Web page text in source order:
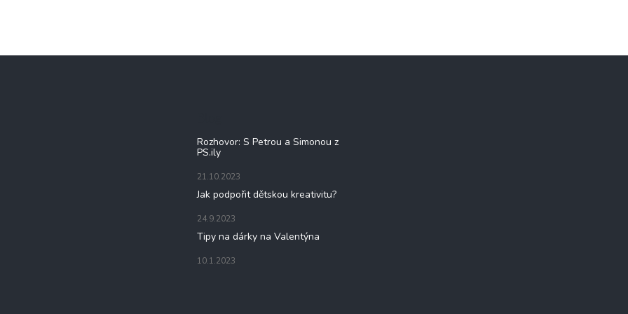
Rozhovor: S Petrou a Simonou z
PS.ily
21.10.2023
Jak podpořit dětskou kreativitu?
24.9.2023
Tipy na dárky na Valentýna
10.1.2023